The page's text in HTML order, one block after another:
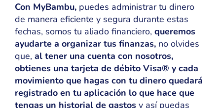
Con MyBambu, puedes administrar tu dinero
de manera eficiente y segura durante estas
fechas, somos tu aliado financiero, queremos
ayudarte a organizar tus finanzas, no olvides
que, al tener una cuenta con nosotros,
obtienes una tarjeta de débito Visa® y cada
movimiento que hagas con tu dinero quedará
registrado en tu aplicación lo que hace que
tengas un historial de gastos y así puedas